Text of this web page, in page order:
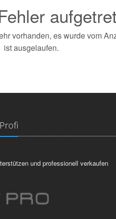
vorhanden, es wurde vom
ist ausgelaufen.
und professionell verkaufen